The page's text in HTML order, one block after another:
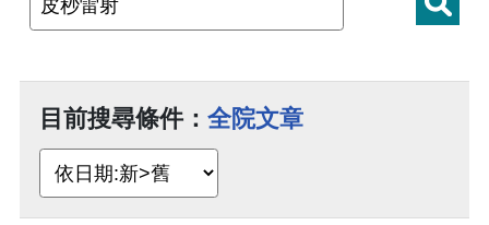
目前搜尋條件： 全院文章